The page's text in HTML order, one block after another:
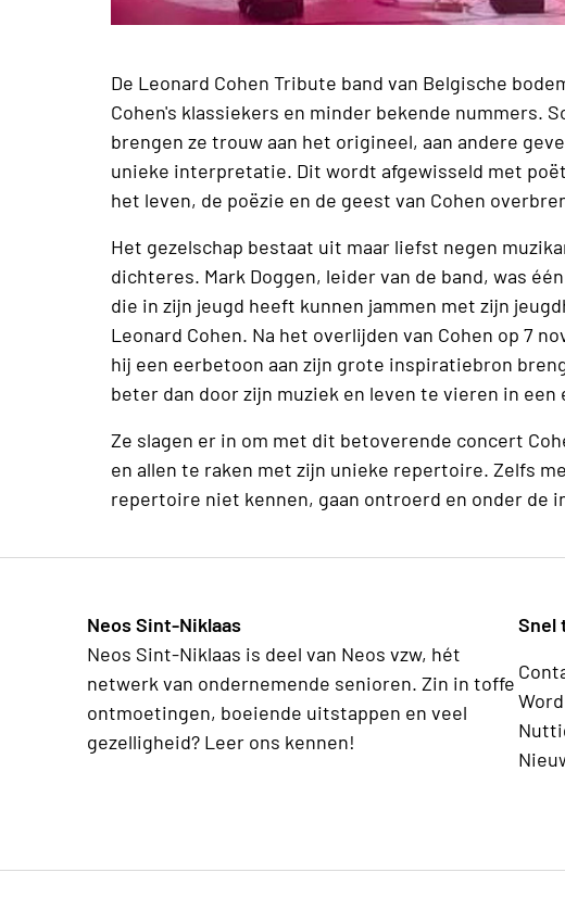
De Leonard Cohen Tribute band van Belgische
Cohen's klassiekers en minder bekende nummers.
brengen ze trouw aan het origineel, aan andere
unieke interpretatie. Dit wordt afgewisseld met
het leven, de poëzie en de geest van Cohen
Het gezelschap bestaat uit maar liefst negen
dichteres. Mark Doggen, leider van de band, was
die in zijn jeugd heeft kunnen jammen met zijn
Leonard Cohen. Na het overlijden van Cohen op 7
hij een eerbetoon aan zijn grote inspiratiebron
beter dan door zijn muziek en leven te vieren in
Ze slagen er in om met dit betoverende concert
en allen te raken met zijn unieke repertoire. Zelfs
repertoire niet kennen, gaan ontroerd en onder de
Neos Sint-Niklaas
Neos Sint-Niklaas is deel van Neos vzw, hét
netwerk van ondernemende senioren. Zin in toffe
ontmoetingen, boeiende uitstappen en veel
gezelligheid? Leer ons kennen!
Snel